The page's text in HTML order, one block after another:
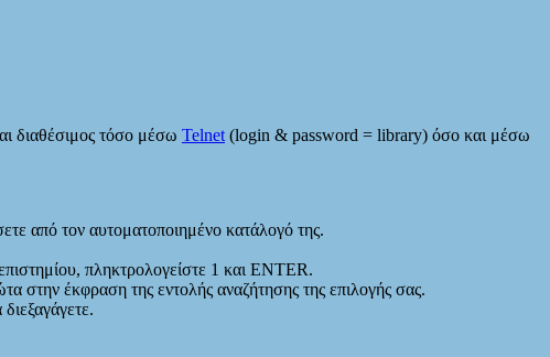
διαθέσιμος τόσο μέσω Telnet (login & password = library) όσο και μέσω
από τον αυτοματοποιημένο κατάλογό της.
πληκτρολογείστε 1 και ENTER.
στην έκφραση της εντολής αναζήτησης της επιλογής σας.